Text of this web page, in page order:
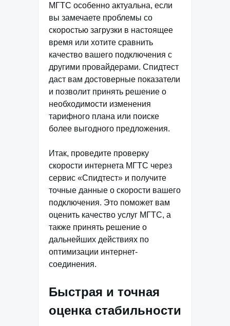
МГТС особенно актуальна, если
вы замечаете проблемы со
скоростью загрузки в настоящее
время или хотите сравнить
качество вашего подключения с
другими провайдерами. Спидтест
даст вам достоверные показатели
и позволит принять решение о
необходимости изменения
тарифного плана или поиске
более выгодного предложения.
Итак, проведите проверку
скорости интернета МГТС через
сервис «Спидтест» и получите
точные данные о скорости вашего
подключения. Это поможет вам
оценить качество услуг МГТС, а
также принять решение о
дальнейших действиях по
оптимизации интернет-
соединения.
Быстрая и точная
оценка стабильности